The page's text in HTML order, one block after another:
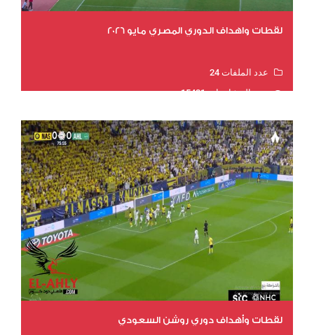
لقطات واهداف الدوري المصري مايو 2026
عدد الملفات 24
عدد المشاهدات 15421
لقطات وأهداف دوري روشن السعودي